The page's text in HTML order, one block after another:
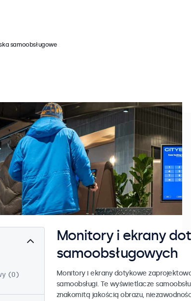
samoobsługowe
0
Monitory i ekrany
samoobsługowych
Monitory i ekrany dotykowe
samoobsługi. Te wyświetlacze
znakomitą jakością obrazu,